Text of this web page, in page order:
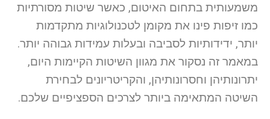
משמעותית בתחום האיטום, כאשר שיטות מסורתיות
כמו זיפות פינו את מקומן לטכנולוגיות מתקדמות
יותר, ידידותיות לסביבה ובעלות עמידות גבוהה יותר.
במאמר זה נסקור את מגוון השיטות הקיימות היום,
יתרונותיהן וחסרונותיהן, והקריטריונים לבחירת
השיטה המתאימה ביותר לצרכים הספציפיים שלכם.